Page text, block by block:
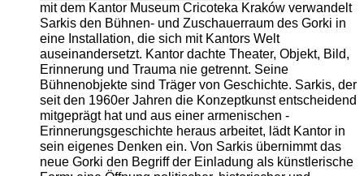
mit dem Kantor Museum Cricoteka Kraków verwandelt
Sarkis den Bühnen- und Zuschauerraum des Gorki in
eine Installation, die sich mit Kantors Welt
auseinandersetzt. Kantor dachte Theater, Objekt, Bild,
Erinnerung und Trauma nie getrennt. Seine
Bühnenobjekte sind Träger von Geschichte. Sarkis, der
seit den 1960er Jahren die Konzeptkunst entscheidend
mitgeprägt hat und aus einer armenischen ­
Erinnerungsgeschichte heraus arbeitet, lädt Kantor in
sein eigenes Denken ein. Von Sarkis übernimmt das
neue Gorki den Begriff der Einladung als künstlerische